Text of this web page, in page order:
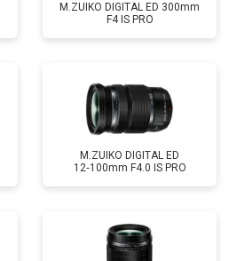
M.ZUIKO DIGITAL ED 300mm
F4 IS PRO
M.ZUIKO DIGITAL ED
12‑100mm F4.0 IS PRO